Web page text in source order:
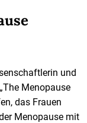
und
Menopause
das Frauen
Menopause mit